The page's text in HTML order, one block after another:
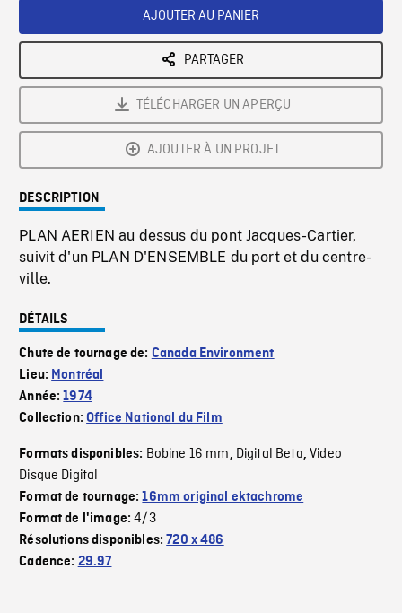
AJOUTER AU PANIER
PARTAGER
TÉLÉCHARGER UN APERÇU
AJOUTER À UN PROJET
DESCRIPTION
PLAN AERIEN au dessus du pont Jacques-Cartier,
suivit d'un PLAN D'ENSEMBLE du port et du centre-
ville.
DÉTAILS
Chute de tournage de: Canada Environment
Lieu: Montréal
Année:1974
Collection:Office National du Film
Formats disponibles: Bobine 16 mm, Digital Beta,Video
Disque Digital
Format de tournage:16mm original ektachrome
Format de l'image:4/3
Résolutions disponibles:720 x 486
Cadence: 29.97